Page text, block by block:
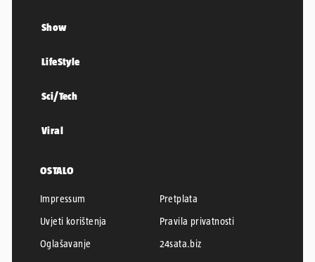
Show
LifeStyle
Sci/Tech
Viral
OSTALO
Impressum
Pretplata
Uvjeti korištenja
Pravila privatnosti
Oglašavanje
24sata.biz